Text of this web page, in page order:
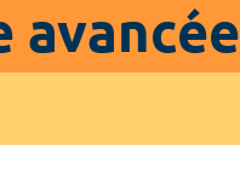
avancée